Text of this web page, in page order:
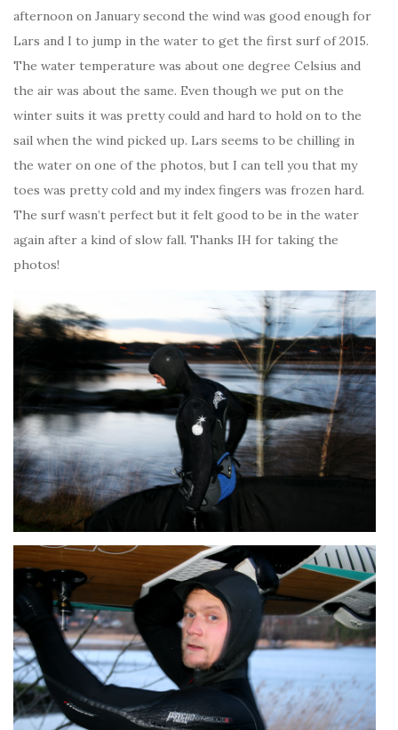
afternoon on January second the wind was good enough for
Lars and I to jump in the water to get the first surf of 2015.
The water temperature was about one degree Celsius and
the air was about the same. Even though we put on the
winter suits it was pretty could and hard to hold on to the
sail when the wind picked up. Lars seems to be chilling in
the water on one of the photos, but I can tell you that my
toes was pretty cold and my index fingers was frozen hard.
The surf wasn’t perfect but it felt good to be in the water
again after a kind of slow fall. Thanks IH for taking the
photos!